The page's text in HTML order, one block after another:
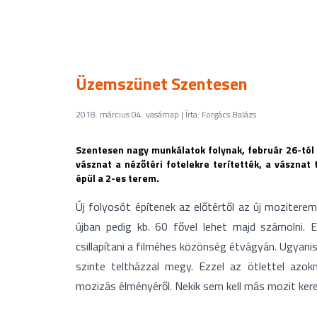
Üzemszünet Szentesen
2018. március 04. vasárnap | Írta: Forgács Balázs
Szentesen nagy munkálatok folynak, február 26-
vásznat a nézőtéri fotelekre terítették, a
épül a 2-es terem.
Új folyosót építenek az előtértől az új
újban pedig kb. 60 fővel lehet majd számolni.
csillapítani a filméhes közönség étvágyán.
szinte teltházzal megy. Ezzel az ötlettel
mozizás élményéről. Nekik sem kell más mozit